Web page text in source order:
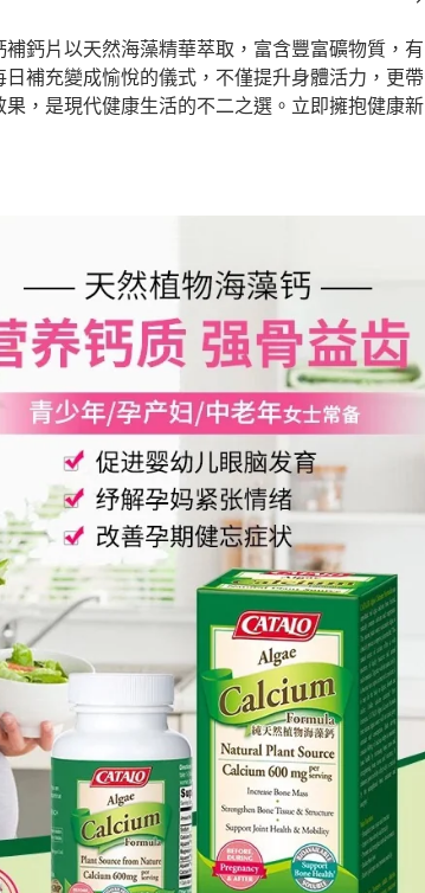
鈣片以天然海藻精華萃取，富含豐富礦物質，有
補充變成愉悅的儀式，不僅提升身體活力，更帶
，是現代健康生活的不二之選。立即擁抱健康新